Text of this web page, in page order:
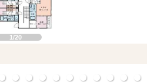
1/20